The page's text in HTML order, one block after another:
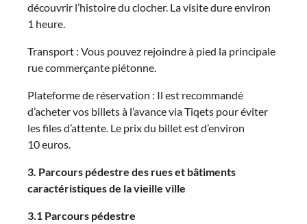
découvrir l’histoire du clocher. La visite dure environ
1 heure.
Transport : Vous pouvez rejoindre à pied la principale
rue commerçante piétonne.
Plateforme de réservation : Il est recommandé
d’acheter vos billets à l’avance via Tiqets pour éviter
les files d’attente. Le prix du billet est d’environ
10 euros.
3. Parcours pédestre des rues et bâtiments
caractéristiques de la vieille ville
3.1 Parcours pédestre